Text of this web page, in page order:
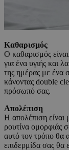
Καθαρισμός
O καθαρισμός
για ένα υγιής και
της ημέρας με ένα
κάνοντας double
πρόσωπό σας.
Απολέπιση
Η απολέπιση είναι
ρουτίνα ομορφιάς
αυτό τον τρόπο θα
επιδερμίδα σας θα